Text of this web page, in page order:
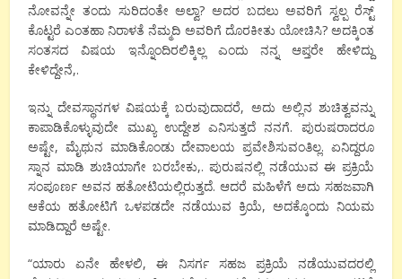
ನೋವನ್ನೇ ತಂದು ಸುರಿದಂತೇ ಅಲ್ವಾ? ಅದರ ಬದಲು ಅವರಿಗೆ ಸ್ವಲ್ಪ ರೆಸ್ಟ್
ಕೊಟ್ಟರೆ ಎಂತಹಾ ನಿರಾಳತೆ ನೆಮ್ಮದಿ ಅವರಿಗೆ ದೊರಕೀತು ಯೋಚಿಸಿ? ಅದಕ್ಕಿಂತ
ಸಂತಸದ ವಿಷಯ ಇನ್ನೊಂದಿರಲಿಕ್ಕಿಲ್ಲ ಎಂದು ನನ್ನ ಆಪ್ತರೇ ಹೇಳಿದ್ದು
ಕೇಳಿದ್ದೇನೆ,.
ಇನ್ನು ದೇವಸ್ಥಾನಗಳ ವಿಷಯಕ್ಕೆ ಬರುವುದಾದರೆ, ಅದು ಅಲ್ಲಿನ ಶುಚಿತ್ವವನ್ನು
ಕಾಪಾಡಿಕೊಳ್ಳುವುದೇ ಮುಖ್ಯ ಉದ್ದೇಶ ಎನಿಸುತ್ತದೆ ನನಗೆ. ಪುರುಷರಾದರೂ
ಅಷ್ಟೇ, ಮೈಥುನ ಮಾಡಿಕೊಂಡು ದೇವಾಲಯ ಪ್ರವೇಶಿಸುವಂತಿಲ್ಲ. ಏನಿದ್ದರೂ
ಸ್ನಾನ ಮಾಡಿ ಶುಚಿಯಾಗೇ ಬರಬೇಕು,. ಪುರುಷನಲ್ಲಿ ನಡೆಯುವ ಈ ಪ್ರಕ್ರಿಯೆ
ಸಂಪೂರ್ಣ ಅವನ ಹತೋಟಿಯಲ್ಲಿರುತ್ತದೆ. ಆದರೆ ಮಹಿಳೆಗೆ ಅದು ಸಹಜವಾಗಿ
ಆಕೆಯ ಹತೋಟಿಗೆ ಒಳಪಡದೇ ನಡೆಯುವ ಕ್ರಿಯೆ, ಅದಕ್ಕೊಂದು ನಿಯಮ
ಮಾಡಿದ್ದಾರೆ ಅಷ್ಟೇ.
“ಯಾರು ಏನೇ ಹೇಳಲಿ, ಈ ನಿಸರ್ಗ ಸಹಜ ಪ್ರಕ್ರಿಯೆ ನಡೆಯುವದರಲ್ಲಿ